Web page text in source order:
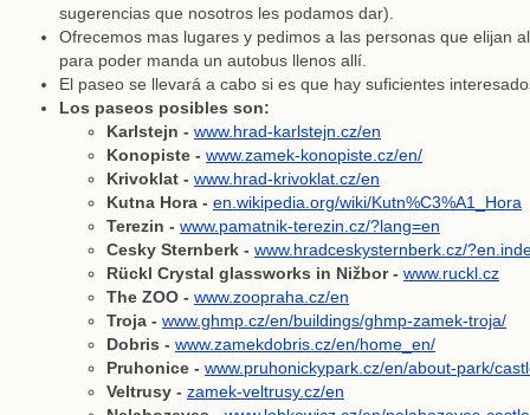
sugerencias que nosotros les podamos dar).
Ofrecemos mas lugares y pedimos a las personas que elijan
para poder manda un autobus llenos allí.
El paseo se llevará a cabo si es que hay suficientes
Los paseos posibles son:
Karlstejn - www.hrad-karlstejn.cz/en
Konopiste - www.zamek-konopiste.cz/en/
Krivoklat - www.hrad-krivoklat.cz/en
Kutna Hora - en.wikipedia.org/wiki/Kutn%C3%A1_Hora
Terezin - www.pamatnik-terezin.cz/?lang=en
Cesky Sternberk - www.hradceskysternberk.cz/
Rückl Crystal glassworks in Nižbor - www.ruckl.cz
The ZOO - www.zoopraha.cz/en
Troja - www.ghmp.cz/en/buildings/ghmp-zamek-troja/
Dobris - www.zamekdobris.cz/en/home_en/
Pruhonice - www.pruhonickypark.cz/en/about-park/
Veltrusy - zamek-veltrusy.cz/en